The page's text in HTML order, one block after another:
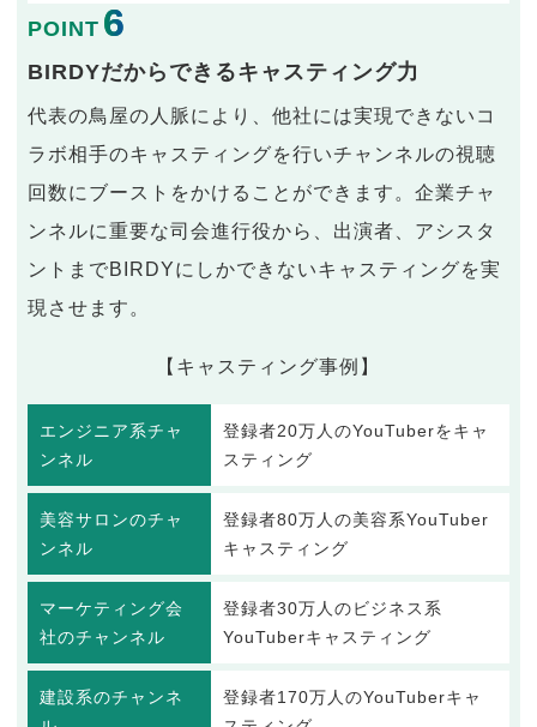
POINT 6
BIRDYだからできるキャスティング力
代表の鳥屋の人脈により、他社には実現できないコ
ラボ相手のキャスティングを行いチャンネルの視聴
回数にブーストをかけることができます。企業チャ
ンネルに重要な司会進行役から、出演者、アシスタ
ントまでBIRDYにしかできないキャスティングを実
現させます。
【キャスティング事例】
エンジニア系チャ
ンネル
登録者20万人のYouTuberをキャ
スティング
美容サロンのチャ
ンネル
登録者80万人の美容系YouTuber
キャスティング
マーケティング会
社のチャンネル
登録者30万人のビジネス系
YouTuberキャスティング
建設系のチャンネ
登録者170万人のYouTuberキャ